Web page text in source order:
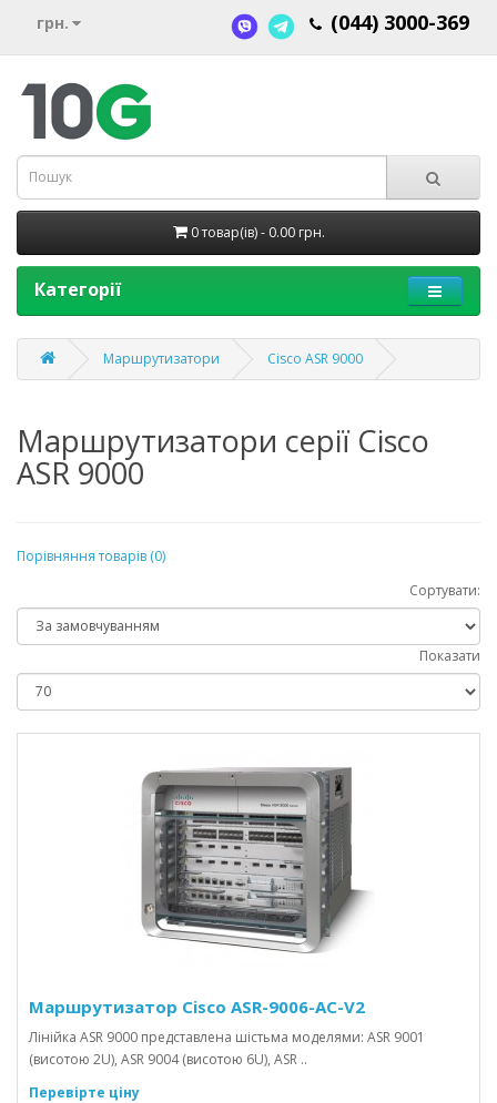
грн. (044) 3000-369
0 товар(ів) - 0.00 грн.
Категорії
Маршрутизатори Cisco ASR 9000
Маршрутизатори серії Cisco
ASR 9000
Порівняння товарів (0)
Сортувати:
Показати
Маршрутизатор Cisco ASR-9006-AC-V2
Лінійка ASR 9000 представлена ​​шістьма моделями: ASR 9001
(висотою 2U), ASR 9004 (висотою 6U), ASR ..
Перевірте ціну